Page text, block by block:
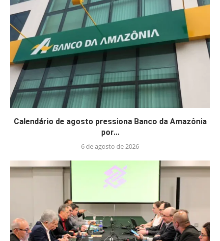
Calendário de agosto pressiona Banco da Amazônia
por...
6 de agosto de 2026